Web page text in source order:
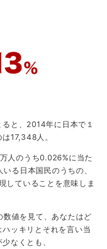
と、2014年に日本で１
17,348人。
人のうち0.026%に当た
る日本国民のうちの、
していることを意味しま
数値を見て、あなたはど
ッキリとそれを言い当
なくとも、